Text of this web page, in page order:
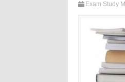
Exam Study